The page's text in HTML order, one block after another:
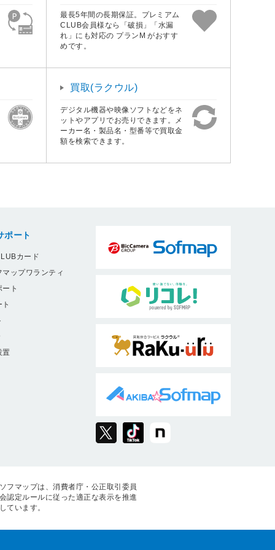
最長5年間の長期保証。プレミアム
CLUB会員様なら「破損」「水漏
れ」にも対応の プランM がおすす
めです。
買取(ラクウル)
デジタル機器や映像ソフトなどをネ
ットやアプリでお売りできます。メ
ーカー名・製品名・型番等で買取金
額を検索できます。
ポート
カード
ップワランティ
ト
置
ソフマップは、消費者庁・公正取引委員
会認定ルールに従った適正な表示を推進
しています。